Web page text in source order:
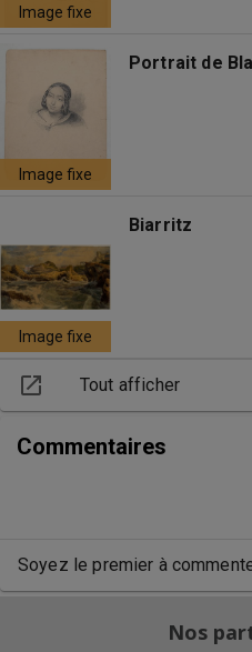
Image fixe
Image fixe
Portrait de
Image fixe
Biarritz
open_in_new Tout afficher
Commentaires
Soyez le premier à
Nos